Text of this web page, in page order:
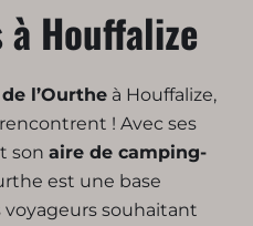
Houffalize
l’Ourthe à Houffalize,
! Avec ses
sonaire de camping-
est une base
voyageurs souhaitant